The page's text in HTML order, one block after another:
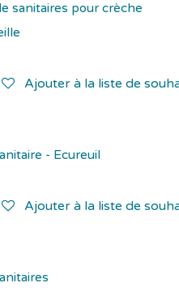
sanitaires pour crèche
Ajouter à la liste de
- Ecureuil
Ajouter à la liste de